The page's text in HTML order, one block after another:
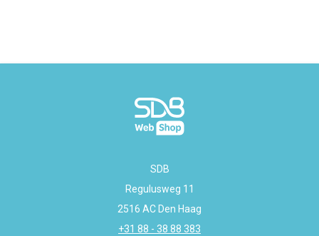
SDB
Regulusweg 11
2516 AC Den Haag
+31 88 - 38 88 383